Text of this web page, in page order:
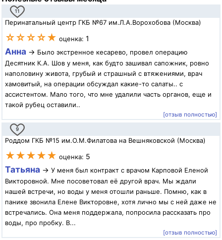
11
Перинатальный центр ГКБ №67 им.Л.А.Ворохобова (Москва)
☆☆☆☆★ оценка: 1
Анна → Было экстренное кесарево, провел операцию
Десятник К.А. Шов у меня, как будто зашивал сапожник, ровно
наполовину живота, грубый и страшный с втяжениями, врач
хамовитый, на операции обсуждал какие-то салаты.. с
ассистентом. Мало того, что мне удалили часть органов, еще и
такой рубец оставили..
[отзыв полностью]
9
Роддом ГКБ №15 им.О.М.Филатова на Вешняковской (Москва)
★★★★★ оценка: 5
Татьяна → У меня был контракт с врачом Карповой Еленой
Викторовной. Мне посоветовал её другой врач. Мы ждали
нашей встречи, но воды у меня отошли раньше. Помню, как в
панике звонила Елене Викторовне, хотя лично мы с ней даже не
встречались. Она меня поддержала, попросила рассказать про
воды, про пробку. В...
[отзыв полностью]